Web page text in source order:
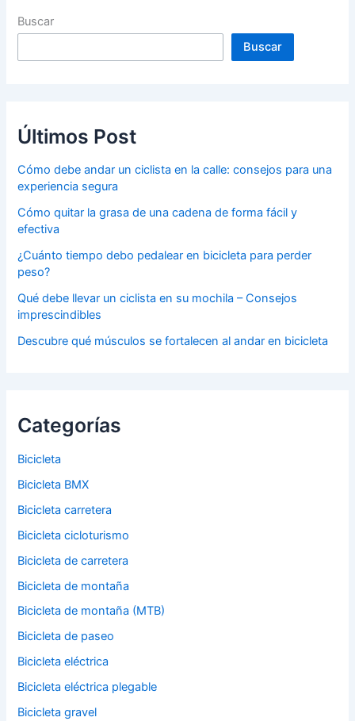
Buscar
Buscar
Últimos Post
Cómo debe andar un ciclista en la calle: consejos para una
experiencia segura
Cómo quitar la grasa de una cadena de forma fácil y
efectiva
¿Cuánto tiempo debo pedalear en bicicleta para perder
peso?
Qué debe llevar un ciclista en su mochila – Consejos
imprescindibles
Descubre qué músculos se fortalecen al andar en bicicleta
Categorías
Bicicleta
Bicicleta BMX
Bicicleta carretera
Bicicleta cicloturismo
Bicicleta de carretera
Bicicleta de montaña
Bicicleta de montaña (MTB)
Bicicleta de paseo
Bicicleta eléctrica
Bicicleta eléctrica plegable
Bicicleta gravel